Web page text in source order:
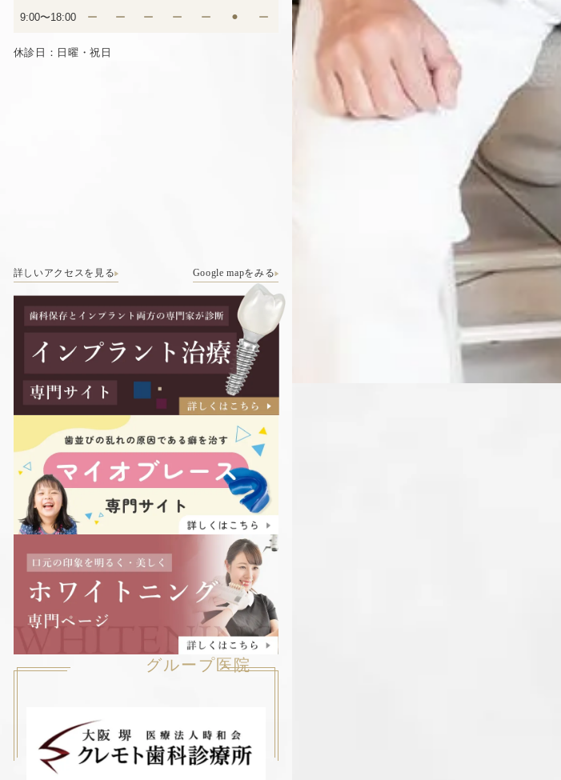
9:00〜18:00 ー ー ー ー ー ⚫︎ ー
休診日：日曜・祝日
詳しいアクセスを見る Google mapをみる
グループ医院